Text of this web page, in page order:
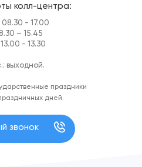
колл-центра:
- 17.00
– 15.45
- 13.30
выходной.
праздники
дней.
звонок